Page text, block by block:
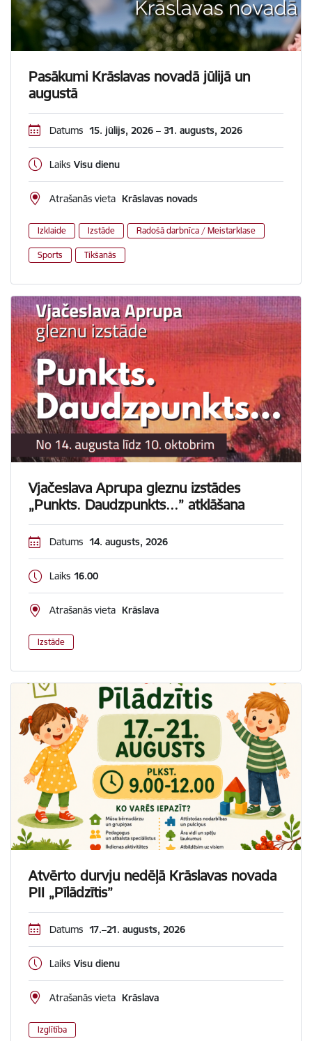
Pasākumi Krāslavas novadā jūlijā un
augustā
Datums 15. jūlijs, 2026 – 31. augusts, 2026
Laiks Visu dienu
Atrašanās vieta Krāslavas novads
Izklaide Izstāde Radošā darbnīca / Meistarklase
Sports Tikšanās
Vjačeslava Aprupa gleznu izstādes
„Punkts. Daudzpunkts...” atklāšana
Datums 14. augusts, 2026
Laiks 16.00
Atrašanās vieta Krāslava
Izstāde
Atvērto durvju nedēļā Krāslavas novada
PII „Pīlādzītis”
Datums 17.–21. augusts, 2026
Laiks Visu dienu
Atrašanās vieta Krāslava
Izglītība